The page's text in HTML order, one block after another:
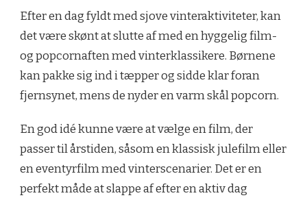
Efter en dag fyldt med sjove vinteraktiviteter, kan
det være skønt at slutte af med en hyggelig film-
og popcornaften med vinterklassikere. Børnene
kan pakke sig ind i tæpper og sidde klar foran
fjernsynet, mens de nyder en varm skål popcorn.
En god idé kunne være at vælge en film, der
passer til årstiden, såsom en klassisk julefilm eller
en eventyrfilm med vinterscenarier. Det er en
perfekt måde at slappe af efter en aktiv dag